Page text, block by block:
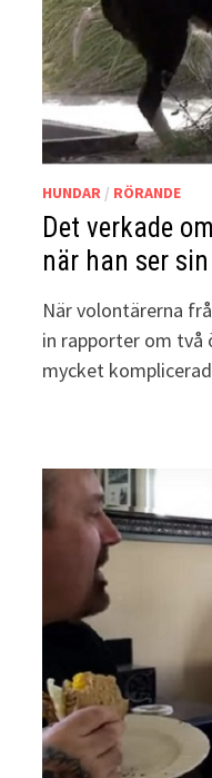
HUNDAR / RÖRANDE
Det verkade
när han ser
När volontärerna
in rapporter om två
mycket